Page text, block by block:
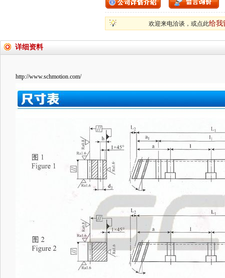
欢迎来电洽谈，或点此给我
详细资料
http://www.schmotion.com/